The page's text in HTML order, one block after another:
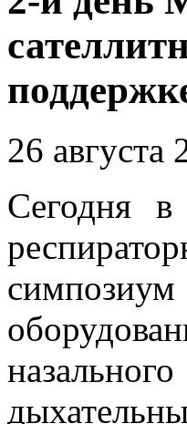
26 августа
Сегодня